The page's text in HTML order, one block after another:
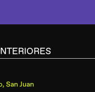
San Juan